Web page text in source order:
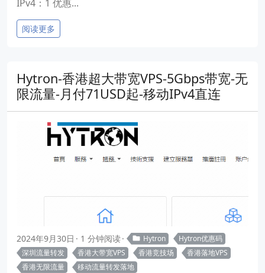
IPv4：1 优惠...
阅读更多
Hytron-香港超大带宽VPS-5Gbps带宽-无
限流量-月付71USD起-移动IPv4直连
2024年9月30日 1 分钟阅读 Hytron
Hytron优惠码
深圳流量转发
香港大带宽VPS 香港竞技场
香港落地VPS
香港无限流量
移动流量转发落地